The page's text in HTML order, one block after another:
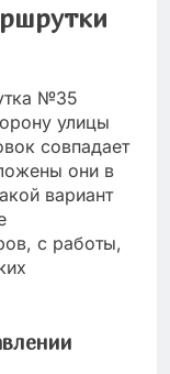
№35
улицы
совпадает
они в
вариант
с работы,